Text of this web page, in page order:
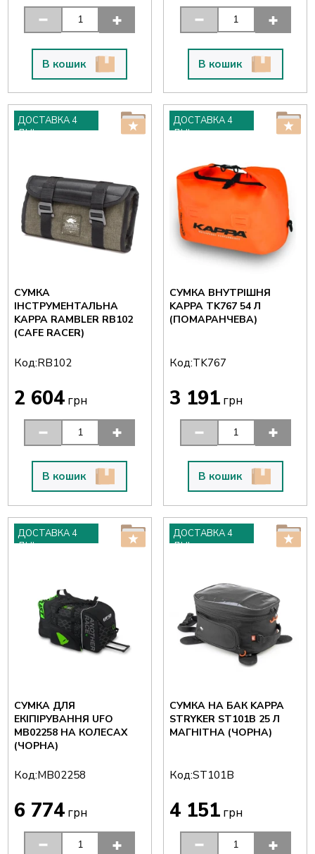
В кошик В кошик
ДОСТАВКА 4
ДНІ
СУМКА
ІНСТРУМЕНТАЛЬНА
KAPPA RAMBLER RB102
(CAFE RACER)
Код:RB102
2 604грн
В кошик
ДОСТАВКА 4
ДНІ
СУМКА ВНУТРІШНЯ
KAPPA TK767 54 Л
(ПОМАРАНЧЕВА)
Код:TK767
3 191 грн
В кошик
ДОСТАВКА 4
ДНІ
СУМКА ДЛЯ
ЕКІПІРУВАННЯ UFO
MB02258 НА КОЛЕСАХ
(ЧОРНА)
Код:MB02258
6 774грн
ДОСТАВКА 4
ДНІ
СУМКА НА БАК KAPPA
STRYKER ST101B 25 Л
МАГНІТНА (ЧОРНА)
Код:ST101B
4 151 грн